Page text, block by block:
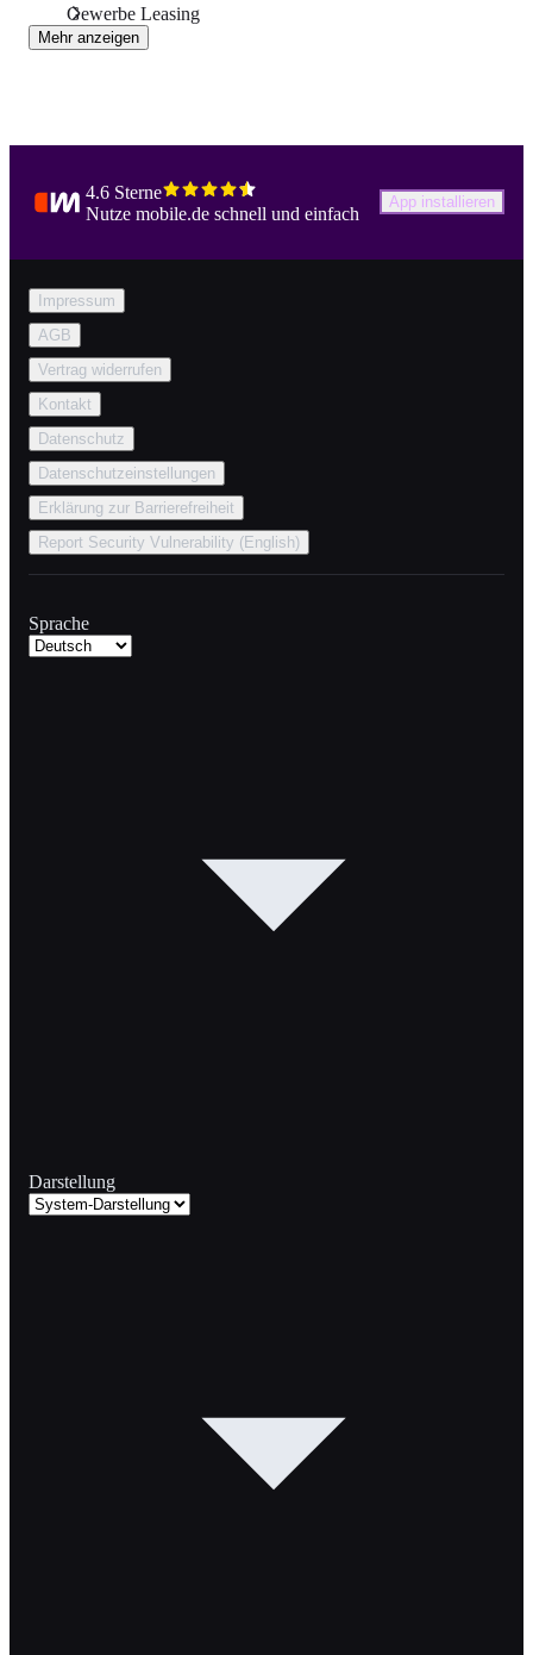
Gewerbe Leasing
Mehr anzeigen
4.6 Sterne
Nutze mobile.de schnell und einfach
App installieren
Impressum
AGB
Vertrag widerrufen
Kontakt
Datenschutz
Datenschutzeinstellungen
Erklärung zur Barrierefreiheit
Report Security Vulnerability (English)
Sprache
Darstellung